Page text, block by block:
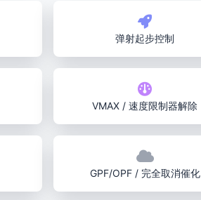
弹射起步控制
VMAX / 速度限制器解除
GPF/OPF / 完全取消催化